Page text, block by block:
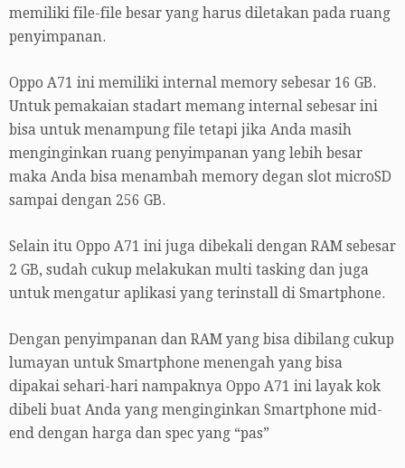
memiliki file-file besar yang harus diletakan pada ruang
penyimpanan.
Oppo A71 ini memiliki internal memory sebesar 16 GB.
Untuk pemakaian stadart memang internal sebesar ini
bisa untuk menampung file tetapi jika Anda masih
menginginkan ruang penyimpanan yang lebih besar
maka Anda bisa menambah memory degan slot microSD
sampai dengan 256 GB.
Selain itu Oppo A71 ini juga dibekali dengan RAM sebesar
2 GB, sudah cukup melakukan multi tasking dan juga
untuk mengatur aplikasi yang terinstall di Smartphone.
Dengan penyimpanan dan RAM yang bisa dibilang cukup
lumayan untuk Smartphone menengah yang bisa
dipakai sehari-hari nampaknya Oppo A71 ini layak kok
dibeli buat Anda yang menginginkan Smartphone mid-
end dengan harga dan spec yang “pas”